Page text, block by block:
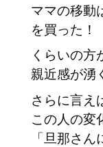
ママの移動
を買った！
くらいの方
親近感が湧
さらに言え
この人の変
「旦那さ